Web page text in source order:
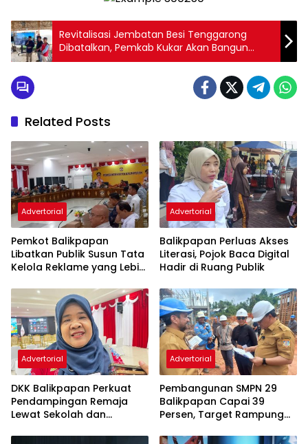
Revitalisasi Jembatan Besi Tenggarong
Dibatalkan, Pemkab Kukar Akan Bangun
Jembatan Baru
Related Posts
Advertorial
Pemkot Balikpapan
Libatkan Publik Susun Tata
Kelola Reklame yang Lebih
Advertorial
Balikpapan Perluas Akses
Literasi, Pojok Baca Digital
Hadir di Ruang Publik
Advertorial
DKK Balikpapan Perkuat
Pendampingan Remaja
Lewat Sekolah dan
Advertorial
Pembangunan SMPN 29
Balikpapan Capai 39
Persen, Target Rampung